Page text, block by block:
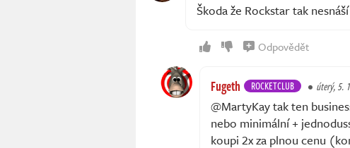
Škoda že Rockstar tak
Odpovědět
Fugeth ROCKETCLUB úterý, 5.
@MartyKay tak ten
nebo minimální +
koupi 2x za plnou cenu